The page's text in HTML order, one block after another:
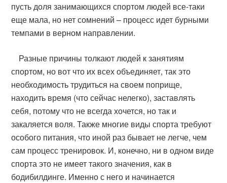
пусть доля занимающихся спортом людей все-таки
еще мала, но нет сомнений – процесс идет бурными
темпами в верном направлении.
Разные причины толкают людей к занятиям
спортом, но вот что их всех объединяет, так это
необходимость трудиться на своем поприще,
находить время (что сейчас нелегко), заставлять
себя, потому что не всегда хочется, но так и
закаляется воля. Также многие виды спорта требуют
особого питания, что иной раз бывает не легче, чем
сам процесс тренировок. И, конечно, ни в одном виде
спорта это не имеет такого значения, как в
бодибилдинге. Именно с него и начинается